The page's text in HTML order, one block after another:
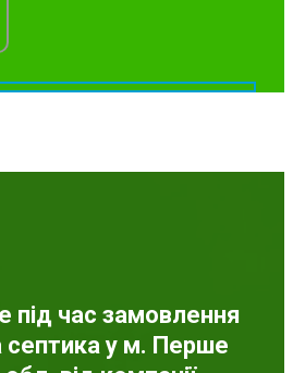
під час замовлення
септика у м. Перше